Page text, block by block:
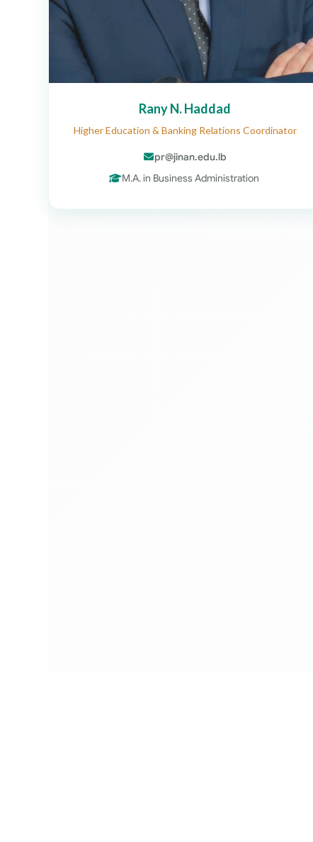
Rany N. Haddad
Higher Education & Banking Relations Coordinator
pr@jinan.edu.lb
M.A. in Business Administration